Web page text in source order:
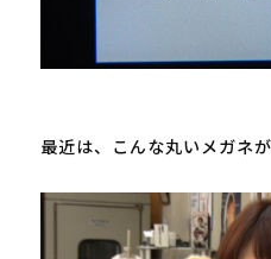
最近は、こんな丸いメガネ